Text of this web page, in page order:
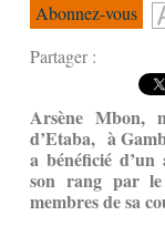
Abonnez-vous
Partager :
Arsène Mbon,
d’Etaba, à
a bénéficié
son rang par
membres de sa